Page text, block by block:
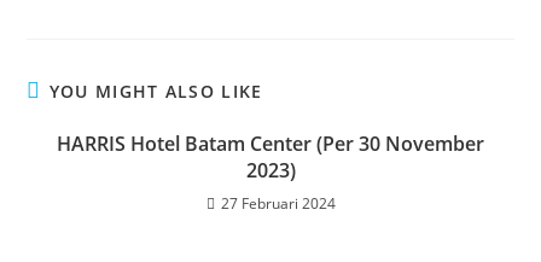
YOU MIGHT ALSO LIKE
HARRIS Hotel Batam Center (Per 30 November
2023)
27 Februari 2024